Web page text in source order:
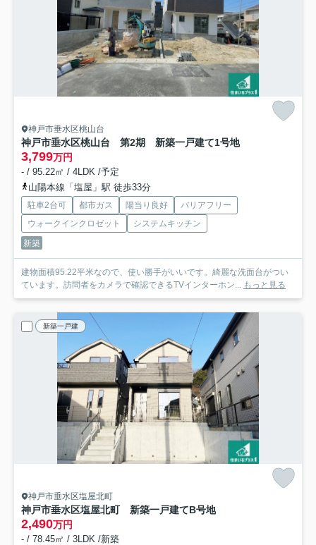
神戸市垂水区桃山台
神戸市垂水区桃山台 第2期 新築一戸建て1号地
3,799万円
- / 95.22㎡ / 4LDK /予定
山陽本線「塩屋」駅 徒歩33分
駐車2台可 都市ガス 陽当り良好
バリアフリー
ウォークインクロゼット
システムキッチン
新築
建物面積95.22平米なので、使い勝手がいいです。綺麗な洗面台がつい
ています。訪問者をカメラで確認できるTVインターホン... もっと見る
新築一戸建
神戸市垂水区塩屋北町
神戸市垂水区塩屋北町 新築一戸建てB号地
2,490万円
- / 78.45㎡ / 3LDK /新築